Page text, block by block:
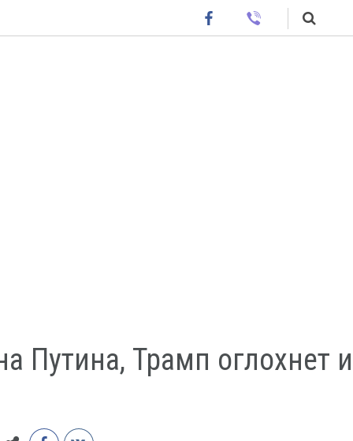
Путина, Трамп оглохнет и